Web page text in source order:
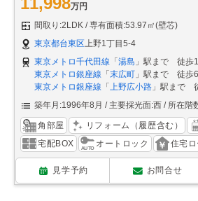
万円
間取り:2LDK
専有面積:53.97㎡(壁芯)
東京都台東区 上野1丁目5-4
東京メトロ千代田線 「湯島 」駅まで 徒歩
東京メトロ銀座線 「末広町 」駅まで 徒歩
東京メトロ銀座線 「 上野広小路 」駅まで
築年月:1996年8月
主要採光面:西 所在階
角部屋 リフォーム（履歴含む）
宅配BOX
オートロック 住宅
見学予約 お問合せ